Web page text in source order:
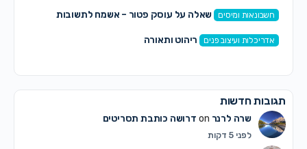
חשבונאות ומיסים שאלה על עוסק פטור – אשמח לתשובות
אדריכלות ועיצוב פנים ריהוט ותאורה
תגובות חדשות
שרה לרנר דרושה כותבת תסריטים
לפני 5 דקות